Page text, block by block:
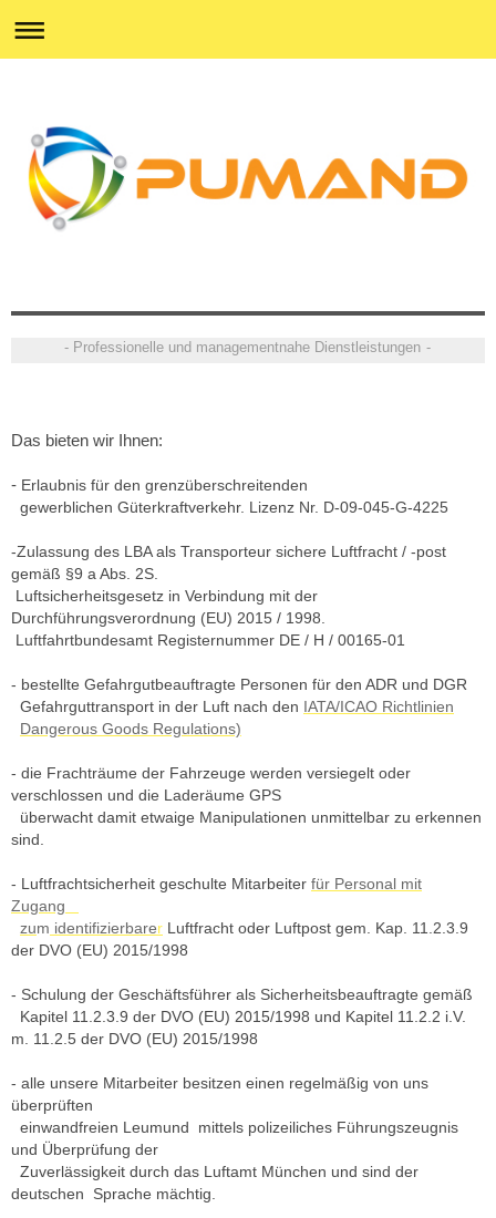
- Professionelle und managementnahe Dienstleistungen -
Das bieten wir Ihnen:
- Erlaubnis für den grenzüberschreitenden
gewerblichen Güterkraftverkehr. Lizenz Nr. D-09-045-G-4225
-Zulassung des LBA als Transporteur sichere Luftfracht / -post
gemäß §9 a Abs. 2S.
Luftsicherheitsgesetz in Verbindung mit der
Durchführungsverordnung (EU) 2015 / 1998.
Luftfahrtbundesamt Registernummer DE / H / 00165-01
- bestellte Gefahrgutbeauftragte Personen für den ADR und DGR
Gefahrguttransport in der Luft nach den IATA/ICAO Richtlinien
Dangerous Goods Regulations)
- die Frachträume der Fahrzeuge werden versiegelt oder
verschlossen und die Laderäume GPS
überwacht damit etwaige Manipulationen unmittelbar zu erkennen
sind.
- Luftfrachtsicherheit geschulte Mitarbeiter für Personal mit
Zugang
zum identifizierbarer Luftfracht oder Luftpost gem. Kap. 11.2.3.9
der DVO (EU) 2015/1998
- Schulung der Geschäftsführer als Sicherheitsbeauftragte gemäß
Kapitel 11.2.3.9 der DVO (EU) 2015/1998 und Kapitel 11.2.2 i.V.
m. 11.2.5 der DVO (EU) 2015/1998
- alle unsere Mitarbeiter besitzen einen regelmäßig von uns
überprüften
einwandfreien Leumund mittels polizeiliches Führungszeugnis
und Überprüfung der
Zuverlässigkeit durch das Luftamt München und sind der
deutschen Sprache mächtig.